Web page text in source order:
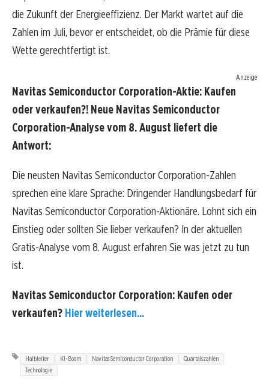
die Zukunft der Energieeffizienz. Der Markt wartet auf die
Zahlen im Juli, bevor er entscheidet, ob die Prämie für diese
Wette gerechtfertigt ist.
Anzeige
Navitas Semiconductor Corporation-Aktie: Kaufen
oder verkaufen?! Neue Navitas Semiconductor
Corporation-Analyse vom 8. August liefert die
Antwort:
Die neusten Navitas Semiconductor Corporation-Zahlen
sprechen eine klare Sprache: Dringender Handlungsbedarf für
Navitas Semiconductor Corporation-Aktionäre. Lohnt sich ein
Einstieg oder sollten Sie lieber verkaufen? In der aktuellen
Gratis-Analyse vom 8. August erfahren Sie was jetzt zu tun
ist.
Navitas Semiconductor Corporation: Kaufen oder
verkaufen? Hier weiterlesen...
Halbleiter KI-Boom Navitas Semiconductor Corporation
Quartalszahlen
Technologie